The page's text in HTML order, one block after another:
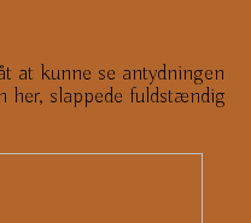
at kunne se antydningen
her, slappede fuldstændig